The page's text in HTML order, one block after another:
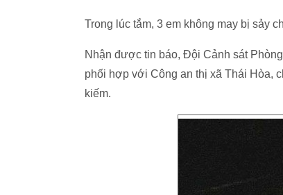
Trong lúc tắm, 3 em không may bị sảy
Nhận được tin báo, Đội Cảnh sát
phối hợp với Công an thị xã Thái Hòa,
kiếm.